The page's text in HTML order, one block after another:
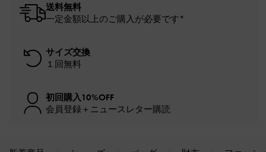
送料無料
一定金額以上のご購入が必要です*
サイズ交換
１回無料
初回購入10%OFF
会員登録＋ニュースレター購読